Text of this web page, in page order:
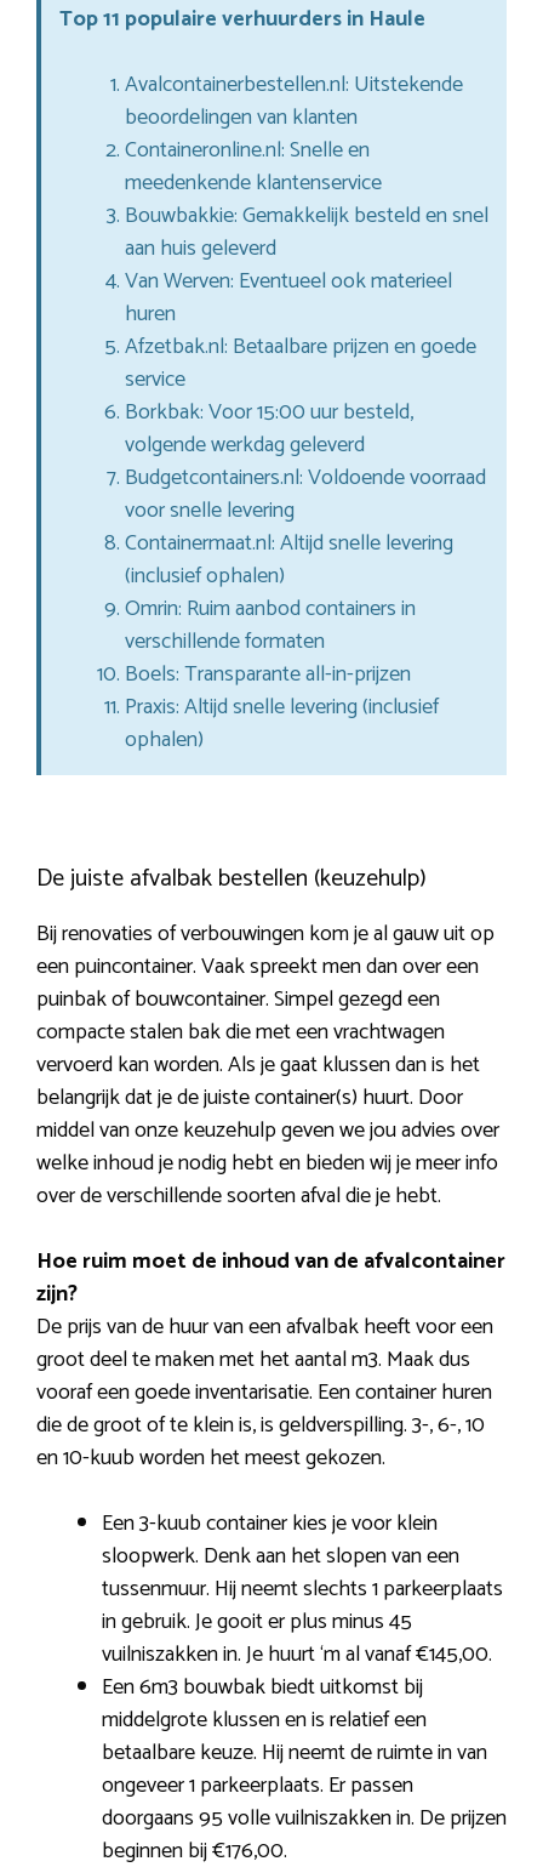
Top 11 populaire verhuurders in Haule
Avalcontainerbestellen.nl: Uitstekende
beoordelingen van klanten
Containeronline.nl: Snelle en
meedenkende klantenservice
Bouwbakkie: Gemakkelijk besteld en snel
aan huis geleverd
Van Werven: Eventueel ook materieel
huren
Afzetbak.nl: Betaalbare prijzen en goede
service
Borkbak: Voor 15:00 uur besteld,
volgende werkdag geleverd
Budgetcontainers.nl: Voldoende voorraad
voor snelle levering
Containermaat.nl: Altijd snelle levering
(inclusief ophalen)
Omrin: Ruim aanbod containers in
verschillende formaten
Boels: Transparante all-in-prijzen
Praxis: Altijd snelle levering (inclusief
ophalen)
De juiste afvalbak bestellen (keuzehulp)
Bij renovaties of verbouwingen kom je al gauw uit op
een puincontainer. Vaak spreekt men dan over een
puinbak of bouwcontainer. Simpel gezegd een
compacte stalen bak die met een vrachtwagen
vervoerd kan worden. Als je gaat klussen dan is het
belangrijk dat je de juiste container(s) huurt. Door
middel van onze keuzehulp geven we jou advies over
welke inhoud je nodig hebt en bieden wij je meer info
over de verschillende soorten afval die je hebt.
Hoe ruim moet de inhoud van de afvalcontainer
zijn?
De prijs van de huur van een afvalbak heeft voor een
groot deel te maken met het aantal m3. Maak dus
vooraf een goede inventarisatie. Een container huren
die de groot of te klein is, is geldverspilling. 3-, 6-, 10
en 10-kuub worden het meest gekozen.
Een 3-kuub container kies je voor klein
sloopwerk. Denk aan het slopen van een
tussenmuur. Hij neemt slechts 1 parkeerplaats
in gebruik. Je gooit er plus minus 45
vuilniszakken in. Je huurt ‘m al vanaf €145,00.
Een 6m3 bouwbak biedt uitkomst bij
middelgrote klussen en is relatief een
betaalbare keuze. Hij neemt de ruimte in van
ongeveer 1 parkeerplaats. Er passen
doorgaans 95 volle vuilniszakken in. De prijzen
beginnen bij €176,00.